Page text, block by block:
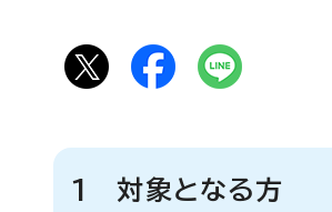
1 対象となる方